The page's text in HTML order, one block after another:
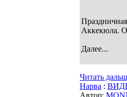
Аккекюла. О
Далее...
Читать
Нарва :
Автор: